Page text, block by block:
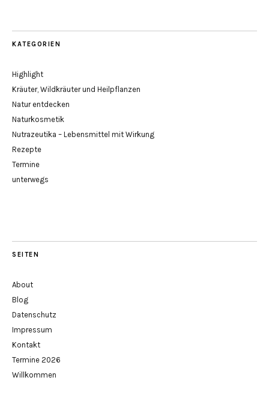
KATEGORIEN
Highlight
Kräuter, Wildkräuter und Heilpflanzen
Natur entdecken
Naturkosmetik
Nutrazeutika – Lebensmittel mit Wirkung
Rezepte
Termine
unterwegs
SEITEN
About
Blog
Datenschutz
Impressum
Kontakt
Termine 2026
Willkommen